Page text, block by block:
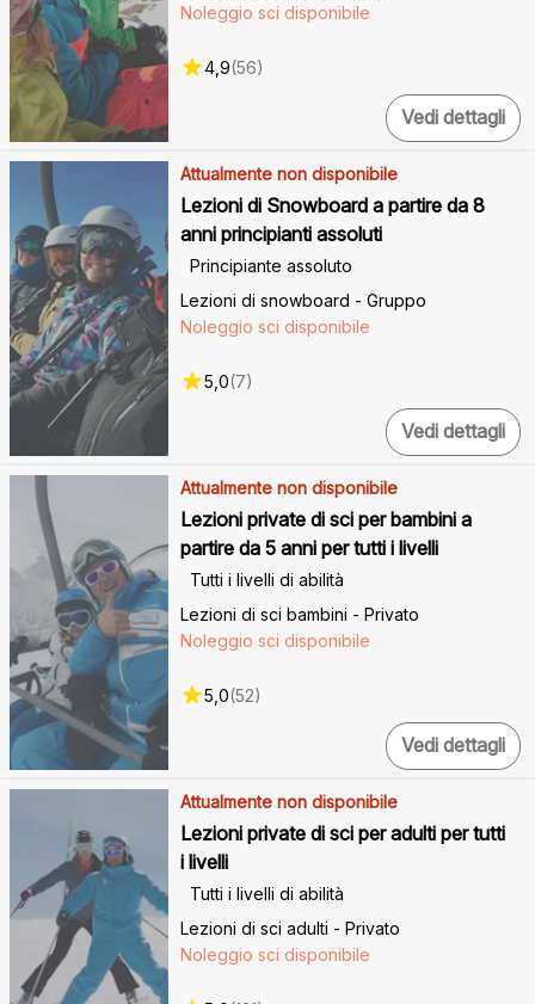
Noleggio sci disponibile
4,9(56)
Vedi dettagli
Attualmente non disponibile
Lezioni di Snowboard a partire da 8
anni principianti assoluti
Lezioni di snowboard - Gruppo
Principiante assoluto
Noleggio sci disponibile
5,0(7)
Vedi dettagli
Attualmente non disponibile
Lezioni private di sci per bambini a
partire da 5 anni per tutti i livelli
Lezioni di sci bambini - Privato
Tutti i livelli di abilità
Noleggio sci disponibile
5,0(52)
Vedi dettagli
Attualmente non disponibile
Lezioni private di sci per adulti per tutti
i livelli
Lezioni di sci adulti - Privato
Tutti i livelli di abilità
Noleggio sci disponibile